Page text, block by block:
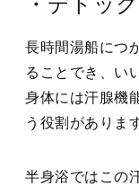
長時間湯船につ
ることでき、い
身体には汗腺機
う役割がありま
半身浴ではこの